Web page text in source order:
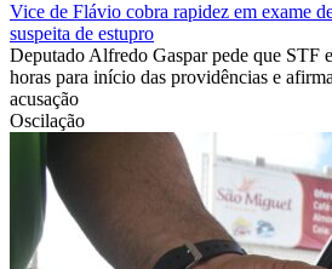
Vice de Flávio cobra rapidez em exame
suspeita de estupro
Deputado Alfredo Gaspar pede que STF
horas para início das providências e
acusação
Oscilação